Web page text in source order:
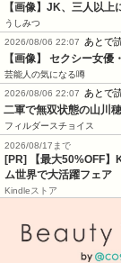
【画像】JK、三人以
うしみつ
2026/08/06 22:07
あとで
【画像】 セクシー女
芸能人の気になる噂
2026/08/06 22:07
あとで
二軍で無双状態の山川
フィルダースチョイス
2026/08/17まで
[PR] 【最大50%OFF
ム世界で大活躍フェア
Kindleストア